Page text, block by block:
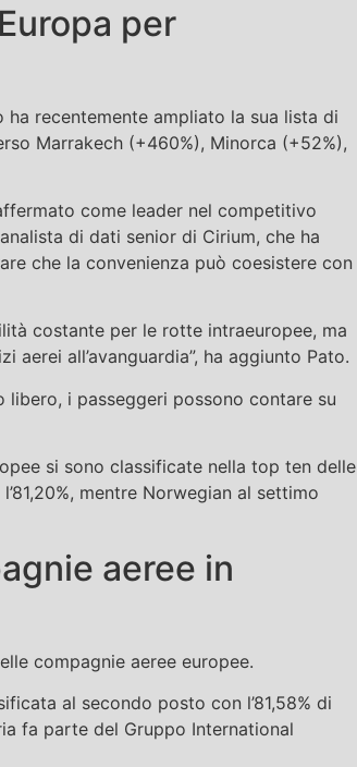
per
recentemente ampliato la sua lista di
Marrakech (+460%), Minorca (+52%),
come leader nel competitivo
di dati senior di Cirium, che ha
che la convenienza può coesistere con
costante per le rotte intraeuropee, ma
all’avanguardia”, ha aggiunto Pato.
libero, i passeggeri possono contare su
si sono classificate nella top ten delle
mentre Norwegian al settimo
aeree in
compagnie aeree europee.
al secondo posto con l’81,58% di
fa parte del Gruppo International